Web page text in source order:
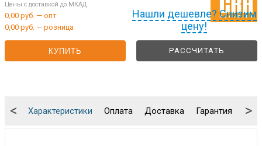
Нашли дешевле? Снизим
цену!
Цены с доставкой до МКАД
0,00 руб. — опт
0,00 руб. — розница
КУПИТЬ РАССЧИТАТЬ
Характеристики Оплата Доставка Гарантия
< >